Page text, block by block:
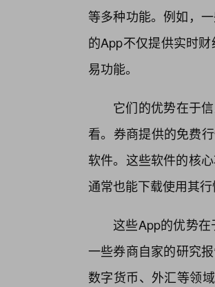
等多种功能。例如，
的App不仅提供实时
易功能。
它们的优势在于
看。券商提供的免费
软件。这些软件的核
通常也能下载使用其行
这些App的优势
一些券商自家的研究
数字货币、外汇等领